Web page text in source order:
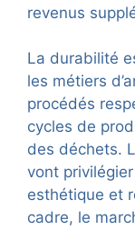
revenus
La durabilité
les métiers
procédés
cycles de
des déchets.
vont
esthétique et
cadre, le